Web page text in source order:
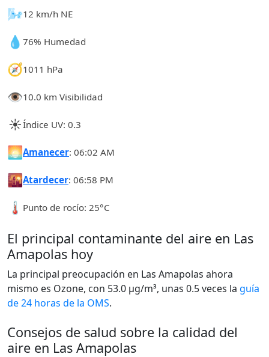
🌬️12 km/h NE
💧76% Humedad
🧭1011 hPa
👁️10.0 km Visibilidad
☀️Índice UV: 0.3
🌅Amanecer: 06:02 AM
🌇Atardecer: 06:58 PM
🌡️ Punto de rocío: 25°C
El principal contaminante del aire en Las
Amapolas hoy
La principal preocupación en Las Amapolas ahora
mismo es Ozone, con 53.0 µg/m³, unas 0.5 veces la guía
de 24 horas de la OMS.
Consejos de salud sobre la calidad del
aire en Las Amapolas